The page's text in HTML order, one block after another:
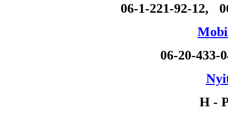
06-1-221-92-12,
06-20-
H -